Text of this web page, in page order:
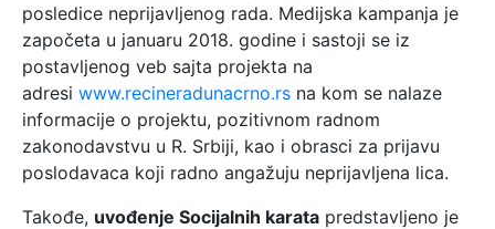
posledice neprijavljenog rada. Medijska kampanja je
započeta u januaru 2018. godine i sastoji se iz
postavljenog veb sajta projekta na
adresi www.recineradunacrno.rs na kom se nalaze
informacije o projektu, pozitivnom radnom
zakonodavstvu u R. Srbiji, kao i obrasci za prijavu
poslodavaca koji radno angažuju neprijavljena lica.
Takođe, uvođenje Socijalnih karata predstavljeno je